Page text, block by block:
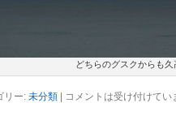
どちらのグスクからも久
リー: 未分類| コメントは受け付けてい